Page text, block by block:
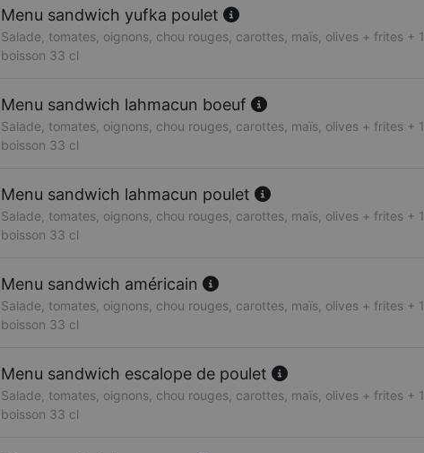
Menu sandwich yufka poulet
Salade, tomates, oignons, chou rouges, carottes, maïs, olives + frites + 1
boisson 33 cl
Menu sandwich lahmacun boeuf
Salade, tomates, oignons, chou rouges, carottes, maïs, olives + frites + 1
boisson 33 cl
Menu sandwich lahmacun poulet
Salade, tomates, oignons, chou rouges, carottes, maïs, olives + frites + 1
boisson 33 cl
Menu sandwich américain
Salade, tomates, oignons, chou rouges, carottes, maïs, olives + frites + 1
boisson 33 cl
Menu sandwich escalope de poulet
Salade, tomates, oignons, chou rouges, carottes, maïs, olives + frites + 1
boisson 33 cl